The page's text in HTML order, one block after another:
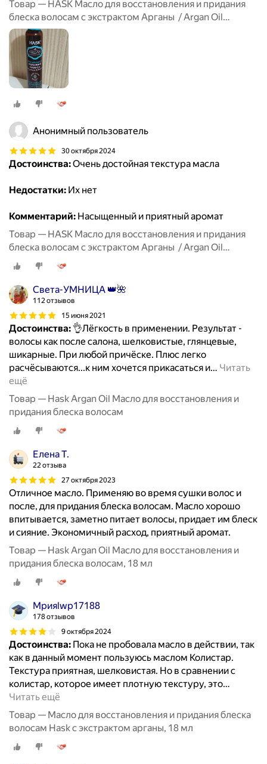
Товар — HASK Масло для восстановления и придания
блеска волосам с экстрактом Арганы / Argan Oil
Repairing Shine Oil Vial 18 Ml
Анонимный пользователь
30 октября 2024
Достоинства:Очень достойная текстура масла
Недостатки: Их нет
Комментарий: Насыщенный и приятный аромат
Товар — HASK Масло для восстановления и придания
блеска волосам с экстрактом Арганы / Argan Oil
Repairing Shine Oil Vial 18 Ml
Света-УМНИЦА 👑🌺
112 отзывов
15 июня 2021
Достоинства: 👌Лёгкость в применении. Результат -
волосы как после салона, шелковистые, глянцевые,
шикарные. При любой причёске. Плюс легко
расчёсываются...к ним хочется прикасаться и… Читать
ещё
Товар — Hask Argan Oil Масло для восстановления и
придания блеска волосам
Елена Т.
22 отзыва
27 октября 2023
Отличное масло. Применяю во время сушки волос и
после, для придания блеска волосам. Масло хорошо
впитывается, заметно питает волосы, придает им блеск
и сияние. Экономичный расход, приятный аромат.
Товар — Hask Argan Oil Масло для восстановления и
придания блеска волосам, 18 мл
Мрияlwp17188
178 отзывов
9 октября 2024
Достоинства: Пока не пробовала масло в действии, так
как в данный момент пользуюсь маслом Колистар.
Текстура приятная, шелковистая. Но в сравнении с
колистар, которое имеет плотную текстуру, это…
Читать ещё
Товар — Масло для восстановления и придания блеска
волосам Hask с экстрактом арганы, 18 мл